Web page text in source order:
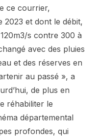
ce courrier,
et dont le débit,
s contre 300 à
avec des pluies
et des réserves en
au passé », a
de plus en
réhabiliter le
départemental
profondes, qui